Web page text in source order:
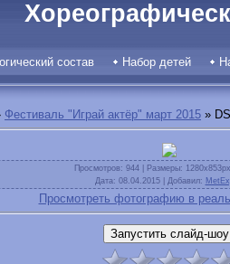
состав Набор детей
Фестиваль "Играй актёр" март 2015 »
Просмотров: 944 | Размеры:
Дата: 08.04.2015 | Добавил:
Просмотреть фотографию в